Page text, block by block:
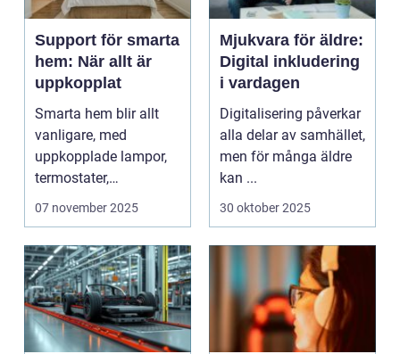
Support för smarta
hem: När allt är
uppkopplat
Smarta hem blir allt
vanligare, med
uppkopplade lampor,
termostater,
säkerhetskameror och
07 november 2025
Mjukvara för äldre:
Digital inkludering
i vardagen
Digitalisering påverkar
alla delar av samhället,
men för många äldre
kan ...
30 oktober 2025